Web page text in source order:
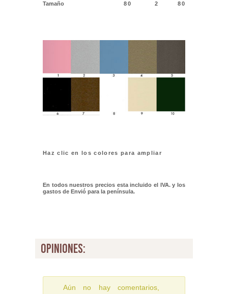
Tamaño 80 2 80
Haz clic en los colores para ampliar
En todos nuestros precios esta incluido el IVA. y los
gastos de Envió para la península.
opiniones:
Aún no hay comentarios,